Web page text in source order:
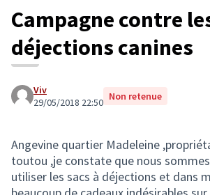
Campagne contre
déjections canines
Viv
29/05/2018 22:50 Non retenue
Angevine quartier Madeleine
toutou ,je constate que nous
utiliser les sacs à déjections et dans